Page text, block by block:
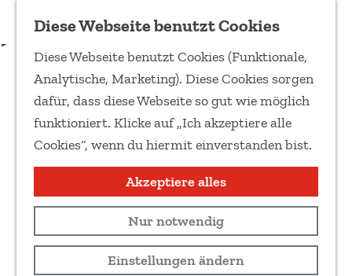
Diese Webseite benutzt Cookies
Diese Webseite benutzt Cookies (Funktionale,
Analytische, Marketing). Diese Cookies sorgen
dafür, dass diese Webseite so gut wie möglich
funktioniert. Klicke auf „Ich akzeptiere alle
Cookies“, wenn du hiermit einverstanden bist.
Akzeptiere alles
Nur notwendig
Einstellungen ändern
Zu Favoriten hinzufügen
e
i
l
e
d
e
e
Download Routenbeschreibung
Zwischen Frankreich und
Ägypten
Wandertour
Routenkarte anzeigen
An nur einem Tag durch Frankreich wandern